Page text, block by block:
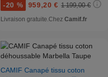
-20 % 959,20 € 1 199,00 €
Livraison gratuite.Chez Camif.fr
CAMIF Canapé tissu coton